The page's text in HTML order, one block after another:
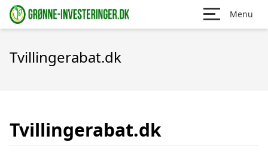
Menu
Tvillingerabat.dk
Tvillingerabat.dk